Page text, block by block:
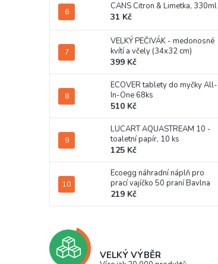
CANS Citron & Limetka, 330ml
31 Kč
VELKÝ PEČIVÁK - medonosné
kvítí a včely (34x32 cm)
399 Kč
ECOVER tablety do myčky All-
In-One 68ks
510 Kč
LUCART AQUASTREAM 10 -
toaletní papír, 10 ks
125 Kč
Ecoegg náhradní náplň pro
prací vajíčko 50 praní Bavlna
219 Kč
VELKÝ VÝBĚR